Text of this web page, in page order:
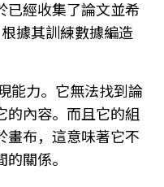
已經收集了論文並希
據其訓練數據編造
能力。它無法找到論
內容。而且它的組
畫布，這意味著它不
關係。